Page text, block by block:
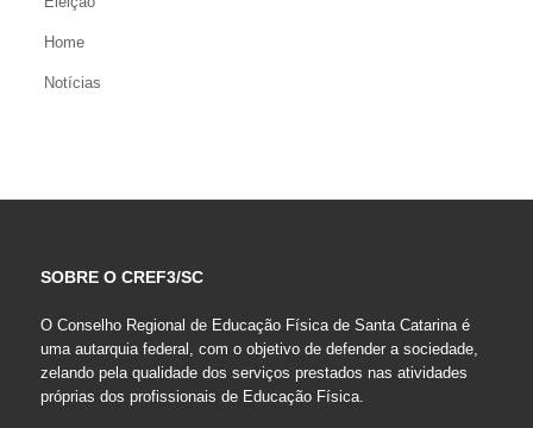
Home
Notícias
SOBRE O CREF3/SC
O Conselho Regional de Educação Física de Santa Catarina é
uma autarquia federal, com o objetivo de defender a sociedade,
zelando pela qualidade dos serviços prestados nas atividades
próprias dos profissionais de Educação Física.